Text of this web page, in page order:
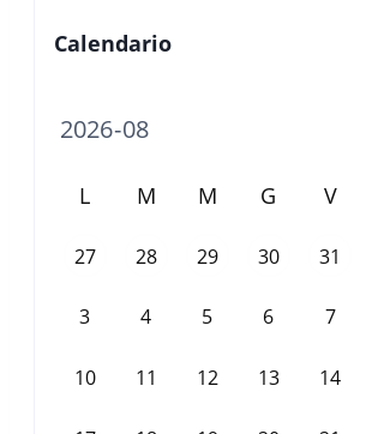
Calendario
L M M G V
27 28 29 30 31
3 4 5 6 7
10 11 12 13 14